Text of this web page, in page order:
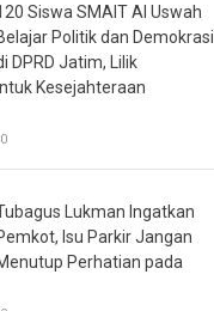
Siswa SMAIT Al Uswah
Politik dan Demokrasi
DPRD Jatim, Lilik
Kesejahteraan
0
Lukman Ingatkan
Isu Parkir Jangan
Perhatian pada